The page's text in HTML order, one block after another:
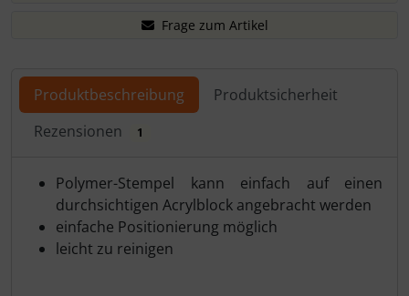
Frage zum Artikel
Produktbeschreibung
Produktsicherheit
Rezensionen
1
Produktbeschreibung
Polymer-Stempel kann einfach auf einen
durchsichtigen Acrylblock angebracht werden
einfache Positionierung möglich
leicht zu reinigen